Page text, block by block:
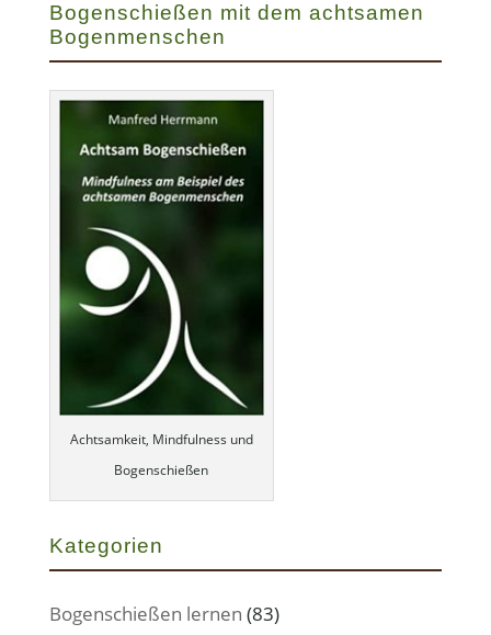
Bogenschießen mit dem achtsamen
Bogenmenschen
Achtsamkeit, Mindfulness und
Bogenschießen
Kategorien
Bogenschießen lernen (83)